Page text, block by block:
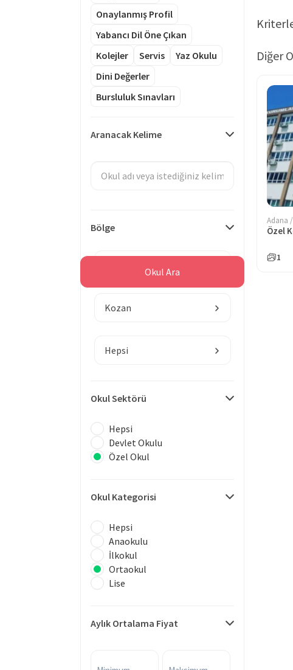
Onaylanmış Profil
Yabancı Dil Öne Çıkan
Kolejler
Servis
Yaz Okulu
Dini Değerler
Bursluluk Sınavları
Aranacak Kelime
Bölge
Kozan
Hepsi
Okul Sektörü
Hepsi
Devlet Okulu
Özel Okul
Okul Kategorisi
Hepsi
Anaokulu
İlkokul
Ortaokul
Lise
Aylık Ortalama Fiyat
Okul Ara
Diğer
Adana
Özel
1